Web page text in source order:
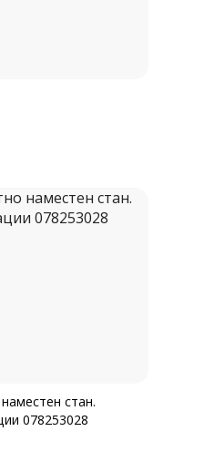
стан.
078253028